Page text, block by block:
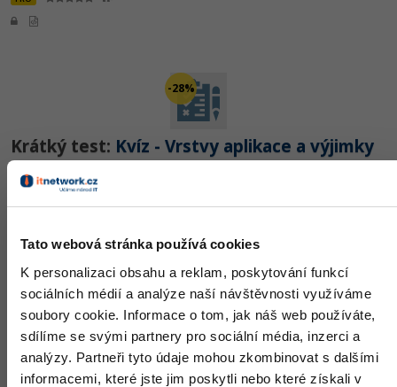
Tato webová stránka používá cookies
K personalizaci obsahu a reklam, poskytování funkcí
sociálních médií a analýze naší návštěvnosti využíváme
soubory cookie. Informace o tom, jak náš web používáte,
sdílíme se svými partnery pro sociální média, inzerci a
analýzy. Partneři tyto údaje mohou zkombinovat s dalšími
informacemi, které jste jim poskytli nebo které získali v
-28%
Krátký test: Kvíz - Vrstvy aplikace a výjimky
v JavaFX
Praktické cvičení:Řešené úlohy k 4.-9. lekci
JavaFX